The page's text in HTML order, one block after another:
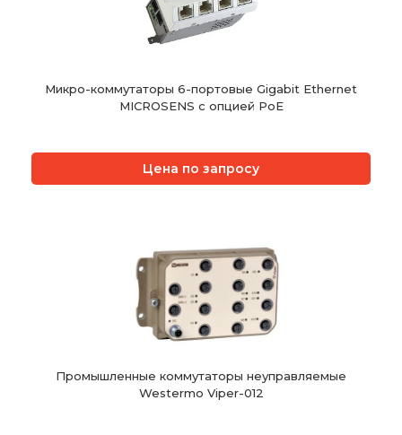
Микро-коммутаторы 6-портовые Gigabit Ethernet
MICROSENS с опцией PoE
Цена по запросу
Промышленные коммутаторы неуправляемые
Westermo Viper-012